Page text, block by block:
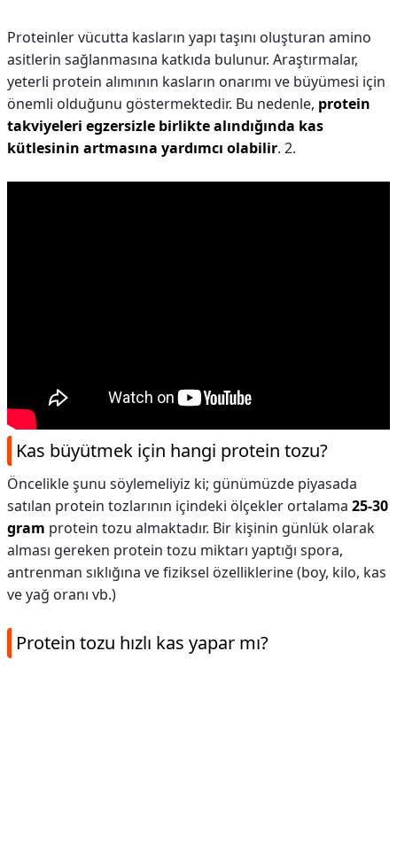
Proteinler vücutta kasların yapı taşını oluşturan amino
asitlerin sağlanmasına katkıda bulunur. Araştırmalar,
yeterli protein alımının kasların onarımı ve büyümesi için
önemli olduğunu göstermektedir. Bu nedenle, protein
takviyeleri egzersizle birlikte alındığında kas
kütlesinin artmasına yardımcı olabilir. 2.
Kas büyütmek için hangi protein tozu?
Öncelikle şunu söylemeliyiz ki; günümüzde piyasada
satılan protein tozlarının içindeki ölçekler ortalama 25-30
gram protein tozu almaktadır. Bir kişinin günlük olarak
alması gereken protein tozu miktarı yaptığı spora,
antrenman sıklığına ve fiziksel özelliklerine (boy, kilo, kas
ve yağ oranı vb.)
Protein tozu hızlı kas yapar mı?